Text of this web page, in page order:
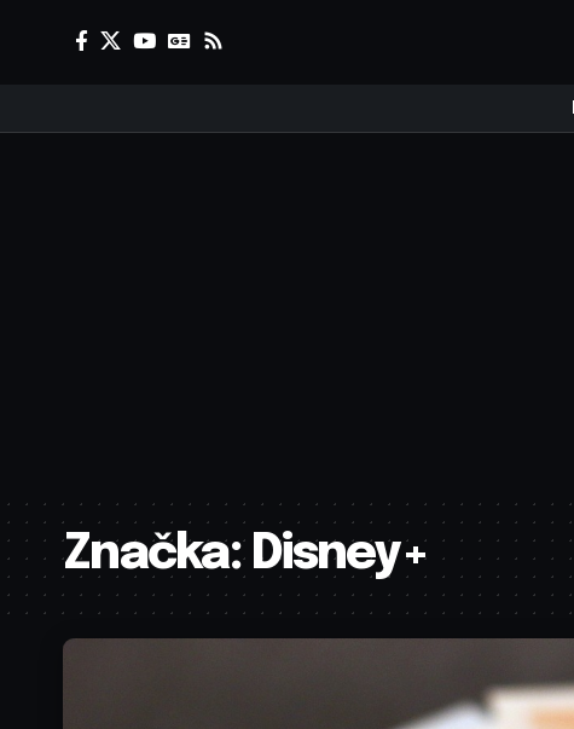
Značka: Disney+